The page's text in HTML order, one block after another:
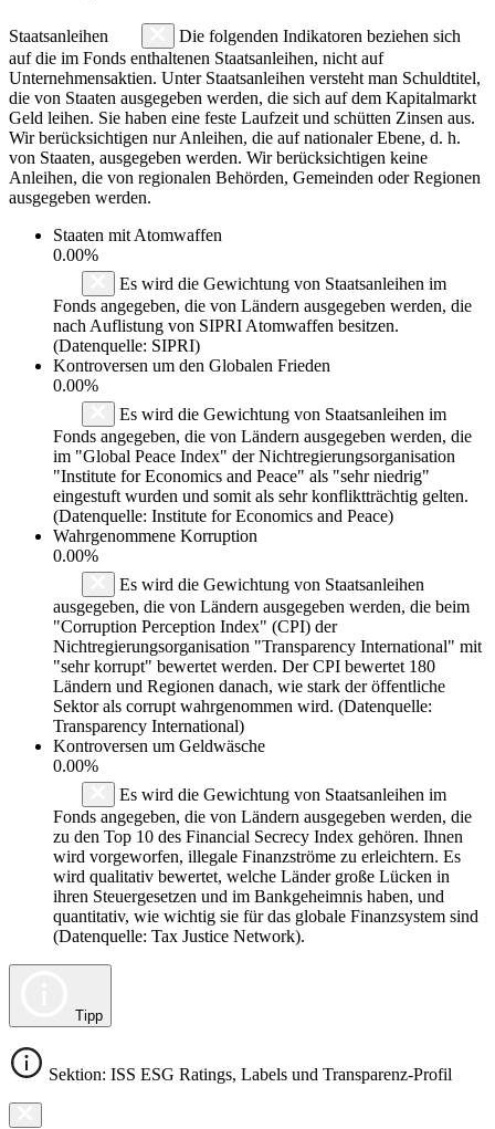
Staatsanleihen
Die folgenden Indikatoren beziehen sich
auf die im Fonds enthaltenen Staatsanleihen, nicht auf
Unternehmensaktien. Unter Staatsanleihen versteht man Schuldtitel,
die von Staaten ausgegeben werden, die sich auf dem Kapitalmarkt
Geld leihen. Sie haben eine feste Laufzeit und schütten Zinsen aus.
Wir berücksichtigen nur Anleihen, die auf nationaler Ebene, d. h.
von Staaten, ausgegeben werden. Wir berücksichtigen keine
Anleihen, die von regionalen Behörden, Gemeinden oder Regionen
ausgegeben werden.
Staaten mit Atomwaffen
0.00%
Es wird die Gewichtung von Staatsanleihen im
Fonds angegeben, die von Ländern ausgegeben werden, die
nach Auflistung von SIPRI Atomwaffen besitzen.
(Datenquelle: SIPRI)
Kontroversen um den Globalen Frieden
0.00%
Es wird die Gewichtung von Staatsanleihen im
Fonds angegeben, die von Ländern ausgegeben werden, die
im "Global Peace Index" der Nichtregierungsorganisation
"Institute for Economics and Peace" als "sehr niedrig"
eingestuft wurden und somit als sehr konfliktträchtig gelten.
(Datenquelle: Institute for Economics and Peace)
Wahrgenommene Korruption
0.00%
Es wird die Gewichtung von Staatsanleihen
ausgegeben, die von Ländern ausgegeben werden, die beim
"Corruption Perception Index" (CPI) der
Nichtregierungsorganisation "Transparency International" mit
"sehr korrupt" bewertet werden. Der CPI bewertet 180
Ländern und Regionen danach, wie stark der öffentliche
Sektor als corrupt wahrgenommen wird. (Datenquelle:
Transparency International)
Kontroversen um Geldwäsche
0.00%
Es wird die Gewichtung von Staatsanleihen im
Fonds angegeben, die von Ländern ausgegeben werden, die
zu den Top 10 des Financial Secrecy Index gehören. Ihnen
wird vorgeworfen, illegale Finanzströme zu erleichtern. Es
wird qualitativ bewertet, welche Länder große Lücken in
ihren Steuergesetzen und im Bankgeheimnis haben, und
quantitativ, wie wichtig sie für das globale Finanzsystem sind
(Datenquelle: Tax Justice Network).
Tipp
Sektion: ISS ESG Ratings, Labels und Transparenz-Profil